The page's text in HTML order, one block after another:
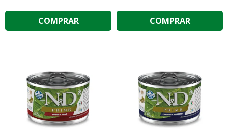
COMPRAR COMPRAR